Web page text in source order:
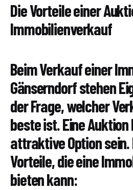
Die Vorteile einer
Immobilienverkauf
Beim Verkauf einer
Gänserndorf stehen
der Frage, welcher
beste ist. Eine
attraktive Option sein.
Vorteile, die eine
bieten kann: